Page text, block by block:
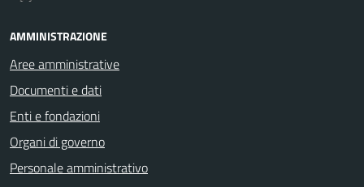
AMMINISTRAZIONE
Aree amministrative
Documenti e dati
Enti e fondazioni
Organi di governo
Personale amministrativo